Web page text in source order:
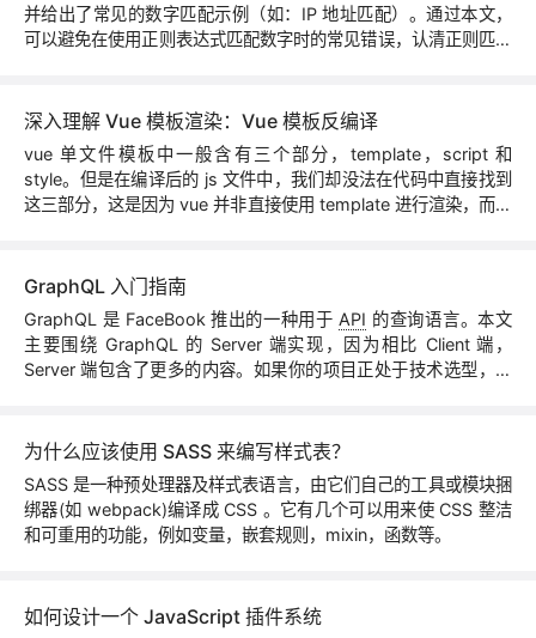
并给出了常见的数字匹配示例（如：IP 地址匹配）。通过本文，
可以避免在使用正则表达式匹配数字时的常见错误，认清正则匹配
深入理解 Vue 模板渲染：Vue 模板反编译
vue 单文件模板中一般含有三个部分，template，script 和
style。但是在编译后的 js 文件中，我们却没法在代码中直接找到
这三部分，这是因为 vue 并非直接使用 template 进行渲染，而是
GraphQL 入门指南
GraphQL 是 FaceBook 推出的一种用于 API 的查询语言。本文
主要围绕 GraphQL 的 Server 端实现，因为相比 Client 端，
Server 端包含了更多的内容。如果你的项目正处于技术选型，你
为什么应该使用 SASS 来编写样式表？
SASS 是一种预处理器及样式表语言，由它们自己的工具或模块捆
绑器(如 webpack)编译成 CSS 。它有几个可以用来使 CSS 整洁
和可重用的功能，例如变量，嵌套规则，mixin，函数等。
如何设计一个 JavaScript 插件系统